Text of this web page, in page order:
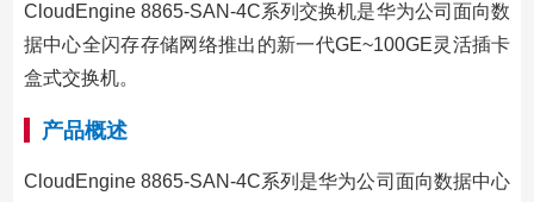
CloudEngine 8865-SAN-4C系列交换机是华为公司面向数
据中心全闪存存储网络推出的新一代GE~100GE灵活插卡
盒式交换机。
产品概述
CloudEngine 8865-SAN-4C系列是华为公司面向数据中心